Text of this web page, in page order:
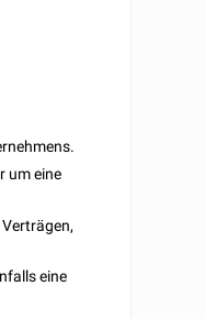
um eine
eine